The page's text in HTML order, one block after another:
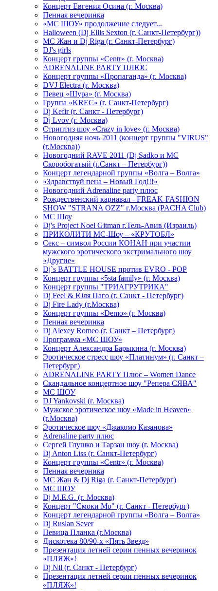
Концерт Евгения Осина (г. Москва)
Пенная вечеринка
«МС ШОУ» продолжение следует...
Halloween (Dj Ellis Sexton (г. Санкт-Петербург))
МС Жан и Dj Riga (г. Санкт-Петербург)
DJ's girls
Концерт группы «Centr» (г. Москва)
ADRENALINE PARTY ПЛЮС
Концерт группы «Пропаганда» (г. Москва)
DVJ Electra (г. Москва)
Певец «Шура» (г. Москва)
Группа «KREC» (г. Санкт-Петербург)
Dj Kefir (г. Санкт - Петербург)
Dj Lvov (г. Москва)
Стриптиз шоу «Crazy in love» (г. Москва)
Новогодняя ночь 2011 (концерт группы "VIRUS"
(г.Москва))
Новогодний RAVE 2011 (Dj Sadko и MC
Скоробогатый (г.Санкт – Петербург))
Концерт легендарной группы «Волга – Волга»
«Здравствуй пена – Новый Год!!!»
Новогодний Adrenaline party плюс
Рождественский карнавал - FREAK-FASHION
SHOW "STRANA OZZ" г.Москва (PACHA Club)
MC Шоу
Dj's Project Noel Gitman г.Тель-Авив (Израиль)
ПРИКОЛИТИ МС-Шоу – «КРУТОБЛ»
Секс – символ России КОНАН при участии
мужского эротического экстримального шоу
«Другие»
Dj`s BATTLE HOUSE против EVRO - POP
Концерт группы «5sta family» (г. Москва)
Концерт группы "ТРИАГРУТРИКА"
Dj Feel & Юля Паго (г. Санкт - Петербург)
Dj Fire Lady (г.Москва)
Концерт группы «Demo» (г. Москва)
Пенная вечеринка
Dj Alexey Romeo (г. Санкт – Петербург)
Программа «МС ШОУ»
Концерт Александра Барыкина (г. Москва)
Эротическое стресс шоу «Платинум» (г. Санкт –
Петербург)
ADRENALINE PARTY Плюс – Women Dance
Скандальное концертное шоу "Репера СЯВА"
МС ШОУ
DJ Yankovski (г. Москва)
Мужское эротическое шоу «Made in Heaven»
(г.Москва)
Эротическое шоу «Джакомо Казанова»
Adrenaline party плюс
Сергей Глушко и Тарзан шоу (г. Москва)
Dj Anton Liss (г. Санкт-Петербург)
Концерт группы «Centr» (г. Москва)
Пенная вечерника
МС Жан & Dj Riga (г. Санкт-Петербург)
МС ШОУ
Dj M.E.G. (г. Москва)
Концерт "Смоки Мо" (г. Санкт - Петербург)
Концерт легендарной группы «Волга – Волга»
Dj Ruslan Sever
Певица Планка (г.Москва)
Дискотека 80/90-х «Пять Звезд»
Презентация летней серии пенных вечеринок
«ПЛЯЖ»!
Dj Nil (г. Санкт - Петербург)
Презентация летней серии пенных вечеринок
«ПЛЯЖ»!